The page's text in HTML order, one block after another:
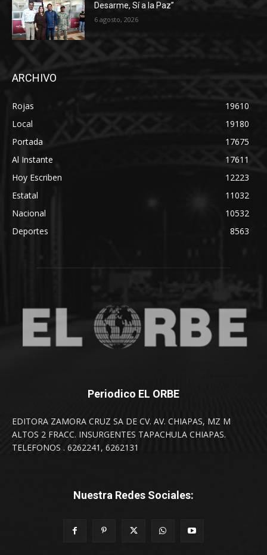
Desarme, Sí a la Paz”
6 agosto, 2026
ARCHIVO
Rojas
19610
Local
19180
Portada
17675
Al Instante
17611
Hoy Escriben
12223
Estatal
11032
Nacional
10532
Deportes
8563
Periodico EL ORBE
EDITORA ZAMORA CRUZ SA DE CV. AV. CHIAPAS, MZ M
ALTOS 2 FRACC. INSURGENTES TAPACHULA CHIAPAS.
TELEFONOS . 6262241, 6262131
Nuestra Redes Sociales: